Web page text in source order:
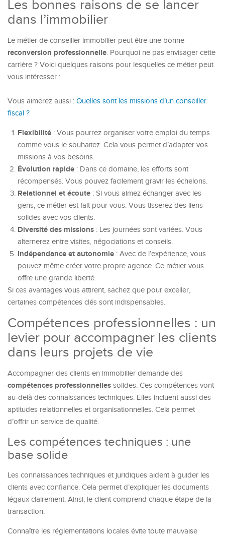
Les bonnes raisons de se lancer
dans l’immobilier
Le métier de conseiller immobilier peut être une bonne
reconversion professionnelle. Pourquoi ne pas envisager cette
carrière ? Voici quelques raisons pour lesquelles ce métier peut
vous intéresser :
Vous aimerez aussi : Quelles sont les missions d’un conseiller
fiscal ?
Flexibilité : Vous pourrez organiser votre emploi du temps
comme vous le souhaitez. Cela vous permet d’adapter vos
missions à vos besoins.
Évolution rapide : Dans ce domaine, les efforts sont
récompensés. Vous pouvez facilement gravir les échelons.
Relationnel et écoute : Si vous aimez échanger avec les
gens, ce métier est fait pour vous. Vous tisserez des liens
solides avec vos clients.
Diversité des missions : Les journées sont variées. Vous
alternerez entre visites, négociations et conseils.
Indépendance et autonomie : Avec de l’expérience, vous
pouvez même créer votre propre agence. Ce métier vous
offre une grande liberté.
Si ces avantages vous attirent, sachez que pour exceller,
certaines compétences clés sont indispensables.
Compétences professionnelles : un
levier pour accompagner les clients
dans leurs projets de vie
Accompagner des clients en immobilier demande des
compétences professionnelles solides. Ces compétences vont
au-delà des connaissances techniques. Elles incluent aussi des
aptitudes relationnelles et organisationnelles. Cela permet
d’offrir un service de qualité.
Les compétences techniques : une
base solide
Les connaissances techniques et juridiques aident à guider les
clients avec confiance. Cela permet d’expliquer les documents
légaux clairement. Ainsi, le client comprend chaque étape de la
transaction.
Connaître les réglementations locales évite toute mauvaise